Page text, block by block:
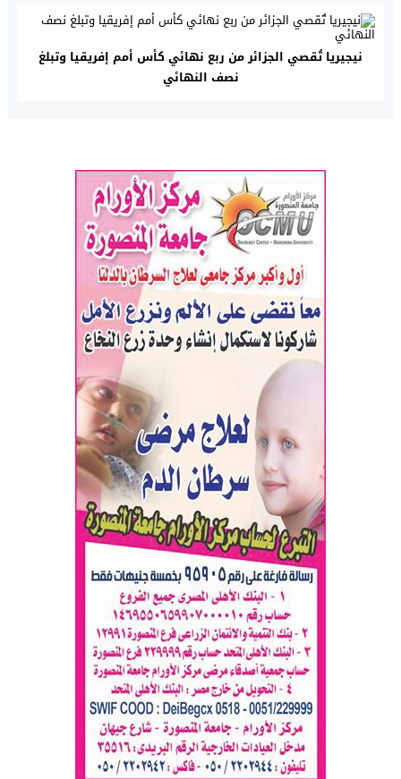
نيجيريا تُقصي الجزائر من ربع نهائي كأس أمم إفريقيا وتبلغ
نصف النهائي